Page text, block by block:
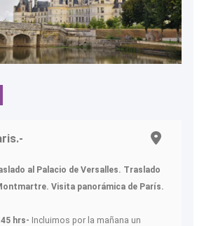
al Palacio de Versalles. Traslado
Visita panorámica de París.
hrs- Incluimos por la mañana un